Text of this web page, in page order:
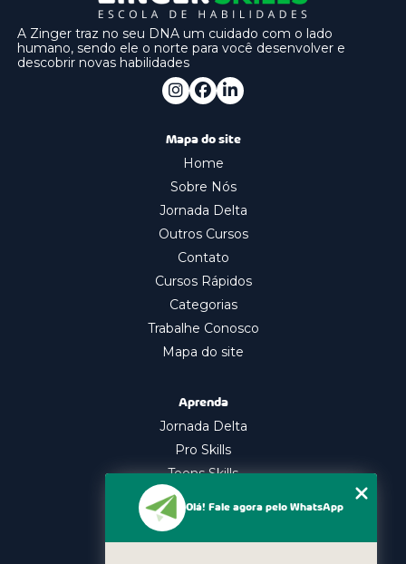
A Zinger traz no seu DNA um cuidado com o lado
humano, sendo ele o norte para você desenvolver e
descobrir novas habilidades
Mapa do site
Home
Sobre Nós
Jornada Delta
Outros Cursos
Contato
Cursos Rápidos
Categorias
Trabalhe Conosco
Mapa do site
Aprenda
Jornada Delta
Pro Skills
Teens Skills
In Company
Olá! Fale agora pelo WhatsApp